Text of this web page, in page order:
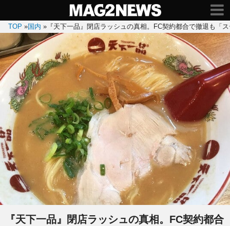
TOP »国内 » 『天下一品』閉店ラッシュの真相。FC契約都合で撤退も「
『天下一品』閉店ラッシュの真相。FC契約都合